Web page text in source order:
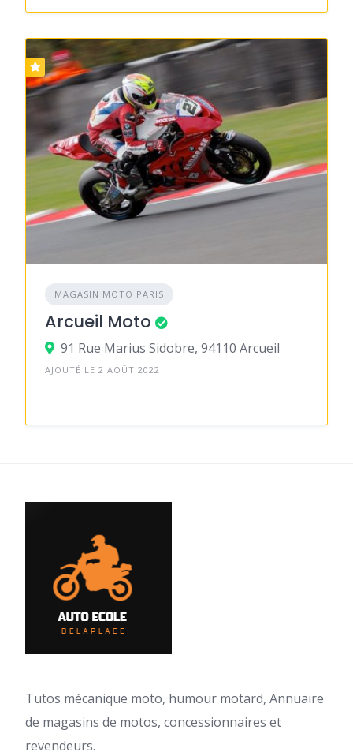
MAGASIN MOTO PARIS
Arcueil Moto
91 Rue Marius Sidobre, 94110 Arcueil
AJOUTÉ LE 2 AOÛT 2022
Tutos mécanique moto, humour motard, Annuaire
de magasins de motos, concessionnaires et
revendeurs.